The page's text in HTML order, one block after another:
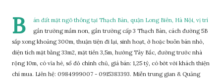
B
án đất mặt ngõ thông tại Thạch Bàn, quận Long Biên, Hà Nội, vị trí
gần trường mầm non, gần trường cấp 3 Thạch Bàn, cách đường 5B
sắp xong khoảng 300m, thuận tiện đi lại, sinh hoạt, ở hoặc buôn bán nhỏ,
diện tích mặt bằng 33m2, mặt tiền 3,5m, hướng Tây Bắc, đường trước nhà
rộng 10m, có vỉa hè, sổ đỏ chính chủ, giá bán: 1,25 tỷ, có bớt với khách thiện
chí mua. Liên hệ: 0984999007 - 0915383393. Miễn trung gian & Quảng